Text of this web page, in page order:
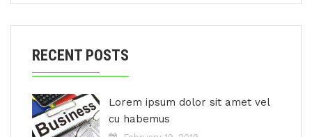
RECENT POSTS
Lorem ipsum dolor sit amet vel
cu habemus